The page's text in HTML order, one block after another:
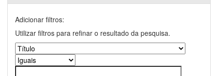
Adicionar filtros:
Utilizar filtros para refinar o resultado da pesquisa.